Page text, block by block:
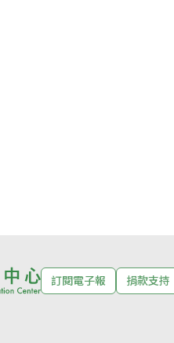
訂閱電子報 捐款支持